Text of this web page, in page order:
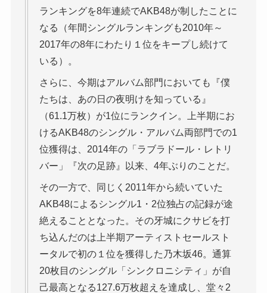
ランキングを8年連続でAKB48が制したことに
なる（年間シングルランキングも2010年～
2017年の8年にわたり１位をキープし続けて
いる）。
さらに、今期はアルバム部門においても『僕
たちは、あの日の夜明けを知っている』
（61.1万枚）が1位にランクイン。上半期にお
けるAKB48のシングル・アルバム両部門での1
位獲得は、2014年の「ラブラドール・レトリ
バー」『次の足跡』以来、4年ぶりのことだ。
その一方で、同じく2011年から続いていた
AKB48によるシングル1・2位独占の記録が途
絶えることとなった。その牙城にクサビを打
ち込んだのは上半期アーティストセールスト
ータルで初の１位を獲得した乃木坂46。通算
20枚目のシングル「シンクロニシティ」が自
己最高となる127.6万枚超えを達成し、堂々2